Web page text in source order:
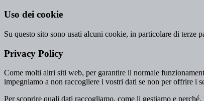
Uso dei cookie
Su questo sito sono usati alcuni cookie, in particolare di
Privacy Policy
Come molti altri siti web, per garantire il normale
impegniamo a non raccogliere i vostri dati se non per offrire i
Per scoprire quali dati raccogliamo, come li gestiamo e